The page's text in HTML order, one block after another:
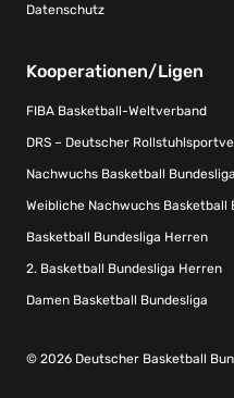
Datenschutz
Kooperationen/Ligen
FIBA Basketball-Weltverband
DRS – Deutscher
Nachwuchs Basketball
Weibliche Nachwuchs Basketball
Basketball Bundesliga Herren
2. Basketball Bundesliga Herren
Damen Basketball Bundesliga
© 2026 Deutscher Basketball